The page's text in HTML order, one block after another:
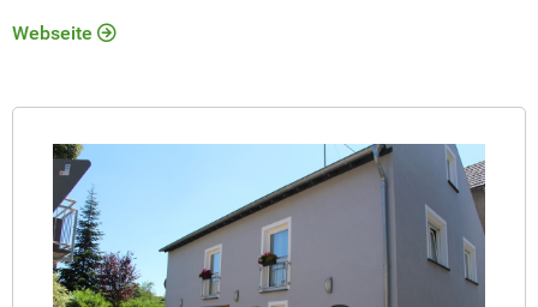
Webseite